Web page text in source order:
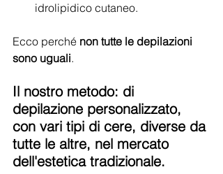
idrolipidico cutaneo.
Ecco perché non tutte le depilazioni
sono uguali.
Il nostro metodo: di
depilazione personalizzato,
con vari tipi di cere, diverse da
tutte le altre, nel mercato
dell'estetica tradizionale.